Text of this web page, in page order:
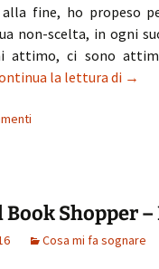
fine, ho propeso
non-scelta, in ogni
attimo, ci sono
la lettura di →
Book Shopper
Cosa mi fa sognare